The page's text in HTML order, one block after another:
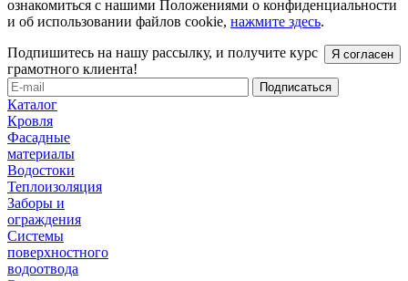
ознакомиться с нашими Положениями о конфиденциальности
и об использовании файлов cookie, нажмите здесь.
Я согласен
Подпишитесь на нашу рассылку, и получите курс
грамотного клиента!
Каталог
Кровля
Фасадные
материалы
Водостоки
Теплоизоляция
Заборы и
ограждения
Системы
поверхностного
водоотвода